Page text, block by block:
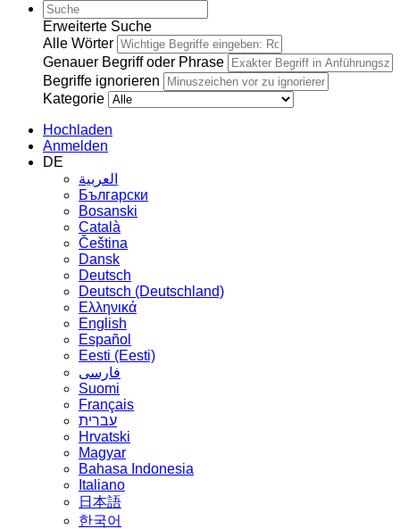
Erweiterte Suche
Alle Wörter
Genauer Begriff oder Phrase
Begriffe ignorieren
Kategorie
Hochladen
Anmelden
DE
العربية
Български
Bosanski
Сatalà
Čeština
Dansk
Deutsch
Deutsch (Deutschland)
Ελληνικά
English
Español
Eesti (Eesti)
فارسی
Suomi
Français
עברית
Hrvatski
Magyar
Bahasa Indonesia
Italiano
日本語
한국어